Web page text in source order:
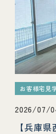
お客様宅見
2026/07/
【兵庫